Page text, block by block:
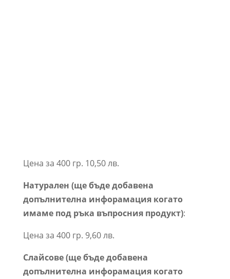
Цена за 400 гр. 10,50 лв.
Натурален (ще бъде добавена
допълнителна инфорамация когато
имаме под ръка въпросния продукт):
Цена за 400 гр. 9,60 лв.
Слайсове (ще бъде добавена
допълнителна инфорамация когато